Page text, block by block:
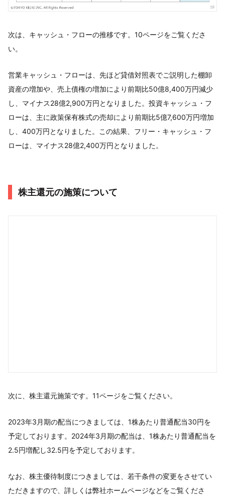
次は、キャッシュ・フローの推移です。10ページをご覧くださ
い。
営業キャッシュ・フローは、先ほど貸借対照表でご説明した棚卸
資産の増加や、売上債権の増加により前期比50億8,400万円減少
し、マイナス28億2,900万円となりました。投資キャッシュ・フ
ローは、主に政策保有株式の売却により前期比5億7,600万円増加
し、400万円となりました。この結果、フリー・キャッシュ・フ
ローは、マイナス28億2,400万円となりました。
株主還元の施策について
次に、株主還元施策です。11ページをご覧ください。
2023年3月期の配当につきましては、1株あたり普通配当30円を
予定しております。2024年3月期の配当は、1株あたり普通配当を
2.5円増配し32.5円を予定しております。
なお、株主優待制度につきましては、若干条件の変更をさせてい
ただきますので、詳しくは弊社ホームページなどをご覧くださ